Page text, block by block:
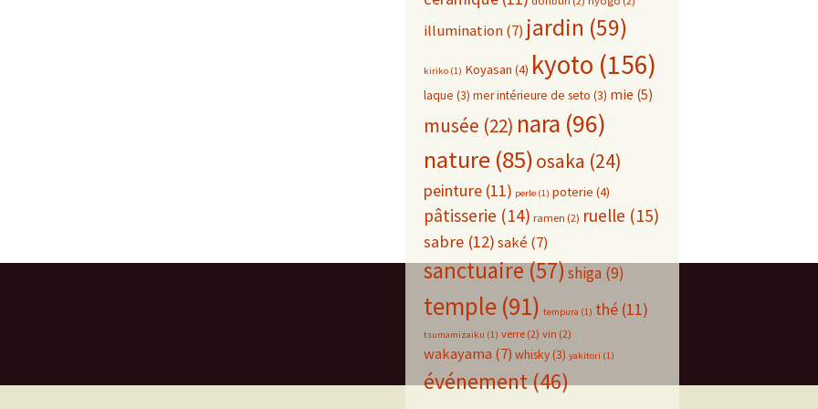
illumination(7) jardin (59)
kiriko (1) Koyasan (4) kyoto (156)
laque (3) mer intérieure de seto (3) mie (5)
musée (22) nara (96)
nature (85)osaka (24)
peinture (11) perle (1) poterie (4)
pâtisserie (14) ramen (2) ruelle (15)
sabre (12)saké (7)
sanctuaire(57)shiga (9)
temple (91) tempura (1) thé (11)
tsumamizaiku (1) verre (2) vin (2)
wakayama (7) whisky (3) yakitori (1)
événement(46)